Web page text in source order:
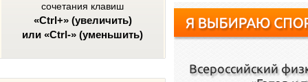
сочетания клавиш
«Ctrl+» (увеличить)
или «Ctrl-» (уменьшить)